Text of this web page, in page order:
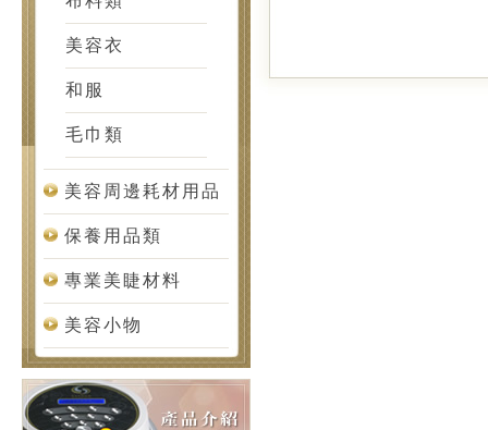
美容衣
和服
毛巾類
美容周邊耗材用品
保養用品類
專業美睫材料
美容小物